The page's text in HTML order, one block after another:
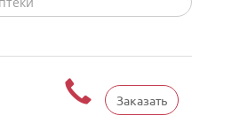
Заказать